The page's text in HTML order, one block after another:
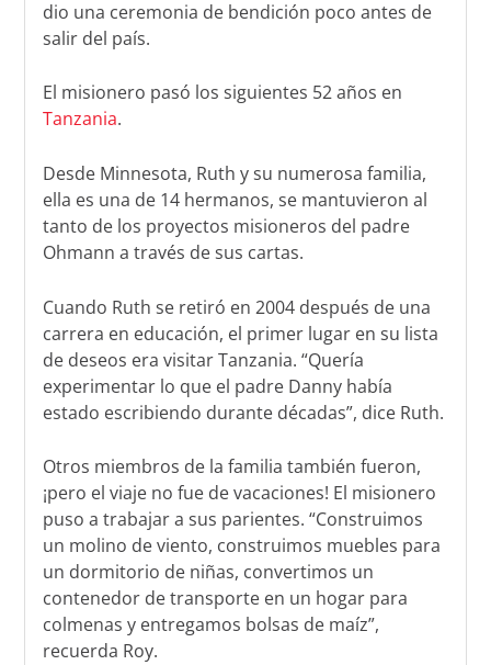
dio una ceremonia de bendición poco antes de
salir del país.
El misionero pasó los siguientes 52 años en
Tanzania.
Desde Minnesota, Ruth y su numerosa familia,
ella es una de 14 hermanos, se mantuvieron al
tanto de los proyectos misioneros del padre
Ohmann a través de sus cartas.
Cuando Ruth se retiró en 2004 después de una
carrera en educación, el primer lugar en su lista
de deseos era visitar Tanzania. “Quería
experimentar lo que el padre Danny había
estado escribiendo durante décadas”, dice Ruth.
Otros miembros de la familia también fueron,
¡pero el viaje no fue de vacaciones! El misionero
puso a trabajar a sus parientes. “Construimos
un molino de viento, construimos muebles para
un dormitorio de niñas, convertimos un
contenedor de transporte en un hogar para
colmenas y entregamos bolsas de maíz”,
recuerda Roy.